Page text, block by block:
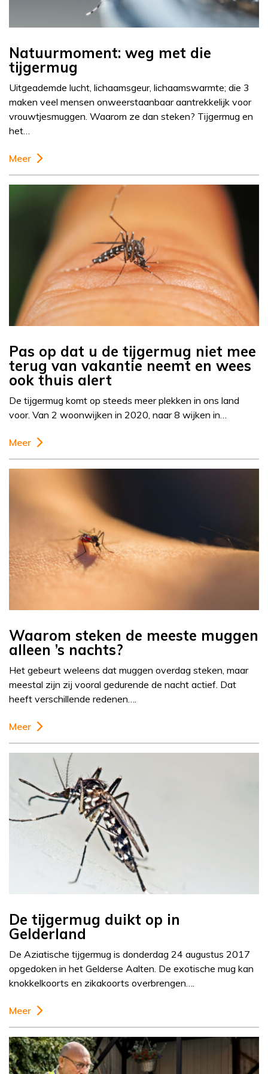
Natuurmoment: weg met die
tijgermug
Uitgeademde lucht, lichaamsgeur, lichaamswarmte; die 3
maken veel mensen onweerstaanbaar aantrekkelijk voor
vrouwtjesmuggen. Waarom ze dan steken? Tijgermug en
het…
Meer
Pas op dat u de tijgermug niet mee
terug van vakantie neemt en wees
ook thuis alert
De tijgermug komt op steeds meer plekken in ons land
voor. Van 2 woonwijken in 2020, naar 8 wijken in…
Meer
Waarom steken de meeste muggen
alleen ’s nachts?
Het gebeurt weleens dat muggen overdag steken, maar
meestal zijn zij vooral gedurende de nacht actief. Dat
heeft verschillende redenen….
Meer
De tijgermug duikt op in
Gelderland
De Aziatische tijgermug is donderdag 24 augustus 2017
opgedoken in het Gelderse Aalten. De exotische mug kan
knokkelkoorts en zikakoorts overbrengen….
Meer